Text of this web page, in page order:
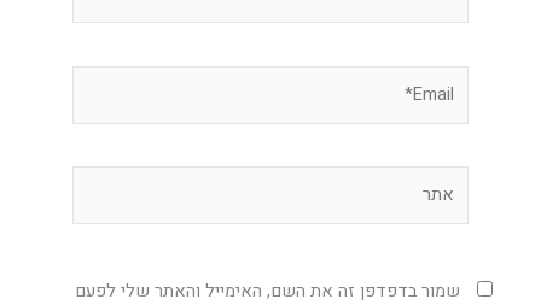
שמור בדפדפן זה את השם, האימייל והאתר שלי לפעם